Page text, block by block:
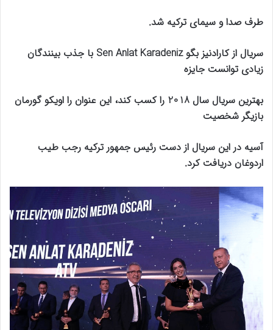
طرف صدا و سیمای ترکیه شد.
سریال از کارادنیز بگو Sen Anlat Karadeniz با جذب بینندگان
زیادی توانست جایزه
بهترین سریال سال 2018 را کسب کند، این عنوان را اویکو گورمان
بازیگر شخصیت
آسیه در این سریال از دست رئیس جمهور ترکیه رجب طیب
اردوغان دریافت کرد.